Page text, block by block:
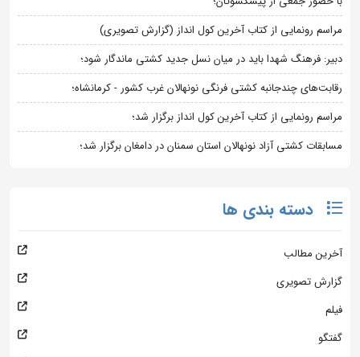
مراسم رونمایی از کتاب آخرین کول انداز (گزارش تصویری)
دبیر: فرهنگ شهدا باید در میان نسل جدید کشتی ماندگار شود؛
رقابت‌های چندجانبه کشتی فرنگی نونهالان غرب کشور - کرمانشاه؛
مراسم رونمایی از کتاب آخرین کول انداز برگزار شد؛
مسابقات کشتی آزاد نونهالان استان سمنان در دامغان برگزار شد؛
دسته بندی ها
آخرین مطالب
گزارش تصویری
فیلم
گفتگو